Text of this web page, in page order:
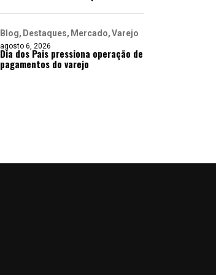
Blog Destaques Mercado Varejo
agosto 6, 2026
Dia dos Pais pressiona operação de
pagamentos do varejo